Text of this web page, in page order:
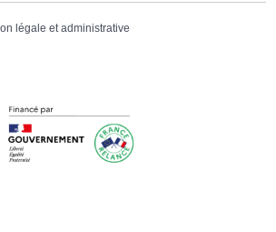
légale et administrative